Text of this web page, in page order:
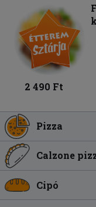
2 490 Ft
Pizza
Calzone
Cipó